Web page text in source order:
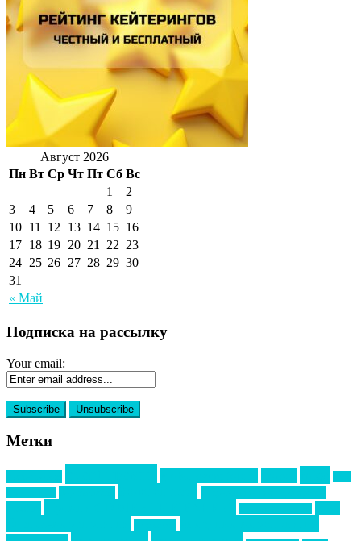
Август 2026
Пн Вт Ср Чт Пт Сб Вс
« Май
1
2
3
4 5 6 7 8
9
10 11 12 13 14 15 16
17 18 19 20 21 22 23
24 25 26 27 28 29 30
31
Подписка на рассылку
Your email:
Метки